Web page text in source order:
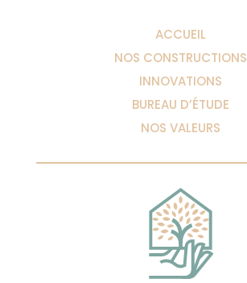
ACCUEIL
NOS CONSTRUCTIONS
INNOVATIONS
BUREAU D’ÉTUDE
NOS VALEURS